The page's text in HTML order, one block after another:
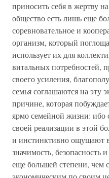
приносить себя в жертву
общество есть лишь еще
соревновательное и
организм, который
использует их для
витальных потребностей,
своего усиления,
семья соглашаются на эту
причине, которая
ярмо семейной жизни: ибо
своей реализации в этой
и инстинктивно ощущают
значимость, безопасность
еще большей степени, чем